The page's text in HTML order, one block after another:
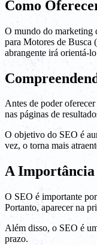
Como
O mundo do marketing
para Motores de Busca
abrangente irá orientá-
Antes de poder
nas páginas de
O objetivo do SEO é
vez, o torna mais
A Importância
O SEO é importante
Portanto, aparecer na
Além disso, o SEO é
prazo.